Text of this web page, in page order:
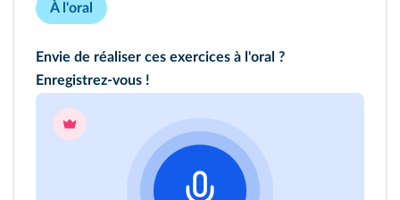
À l'oral
Envie de réaliser ces exercices à l'oral ?
Enregistrez-vous !